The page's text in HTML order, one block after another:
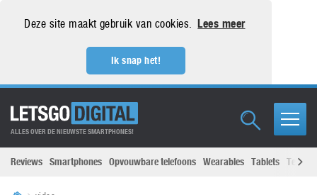
Deze site maakt gebruik van cookies. Lees meer
Ik snap het!
ALLES OVER DE NIEUWSTE SMARTPHONES!
Reviews Smartphones Opvouwbare telefoons Wearables Tablets